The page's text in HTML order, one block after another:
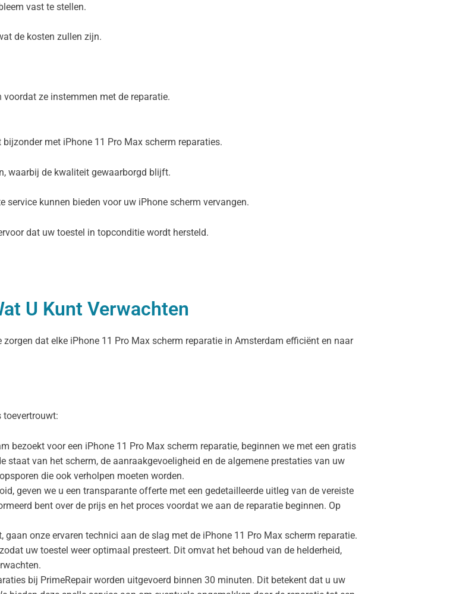
vast te stellen.
de kosten zullen zijn.
ze instemmen met de reparatie.
met iPhone 11 Pro Max scherm reparaties.
waarbij de kwaliteit gewaarborgd blijft.
kunnen bieden voor uw iPhone scherm vervangen.
dat uw toestel in topconditie wordt hersteld.
U Kunt Verwachten
dat elke iPhone 11 Pro Max scherm reparatie in Amsterdam efficiënt en naar
toevertrouwt:
bezoekt voor een iPhone 11 Pro Max scherm reparatie, beginnen we met een gratis
van het scherm, de aanraakgevoeligheid en de algemene prestaties van uw
die ook verholpen moeten worden.
geven we u een transparante offerte met een gedetailleerde uitleg van de vereiste
bent over de prijs en het proces voordat we aan de reparatie beginnen. Op
gaan onze ervaren technici aan de slag met de iPhone 11 Pro Max scherm reparatie.
uw toestel weer optimaal presteert. Dit omvat het behoud van de helderheid,
bij PrimeRepair worden uitgevoerd binnen 30 minuten. Dit betekent dat u uw